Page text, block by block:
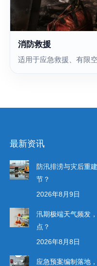
消防救援
适用于应急救援、有限
最新资讯
防汛排涝与灾后重
节？
2026年8月9日
汛期极端天气频发
点？
2026年8月8日
应急预案编制落地